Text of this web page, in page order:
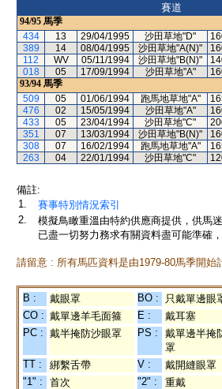
賽道
94/95 馬季
434
13 29/04/1995 沙田草地"D"
389
14 08/04/1995 沙田草地"A(N)"
112
WV 05/11/1994 沙田草地"B(N)"
018
05 17/09/1994 沙田草地"A"
93/94 馬季
509
05 01/06/1994 跑馬地草地"A"
476
02 15/05/1994 沙田草地"A"
433
05 23/04/1994 沙田草地"C"
351
07 13/03/1994 沙田草地"B(N)"
308
07 16/02/1994 跑馬地草地"A"
263
04 22/01/1994 沙田草地"C"
備註:
1.
賽事特別情況索引
2.
模擬鳥瞰重溫由特約供應商提供，供馬
已盡一切努力務求有關資料盡可能準確
請留意 : 所有馬匹資料是由1979-80馬季開始
B : 戴眼罩 BO : 只戴單邊眼
CO : 戴單邊羊毛面箍 E : 戴耳塞
PC : 戴半掩防沙眼罩 PS :
戴單邊半掩
罩
TT : 綁繫舌帶 V : 戴開縫眼罩
"1" :
首次 "2" : 重戴